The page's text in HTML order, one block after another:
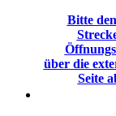
Bitte
über die
Seite